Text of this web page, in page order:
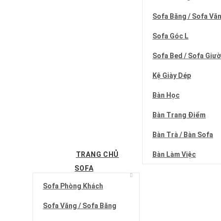
TRANG CHỦ
Sofa Băng / Sofa
Sofa Góc L
Sofa Bed / Sofa
Kệ Giày Dép
Bàn Học
Bàn Trang Điểm
Bàn Trà / Bàn Sofa
Bàn Làm Việc
SOFA
Sofa Phòng Khách
Sofa Văng / Sofa Băng